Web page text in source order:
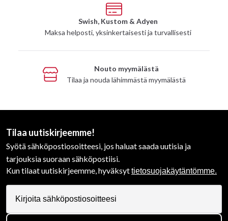
Swish, Kustom & Adyen
Maksa helposti, yksinkertaisesti ja turvallisesti
Nouto myymälästä
Tilaa ja nouda lähimmästä myymälästä
Tilaa uutiskirjeemme!
Syötä sähköpostiosoitteesi, jos haluat saada uutisia ja
tarjouksia suoraan sähköpostiisi.
Kun tilaat uutiskirjeemme, hyväksyttietosuojakäytäntömme.